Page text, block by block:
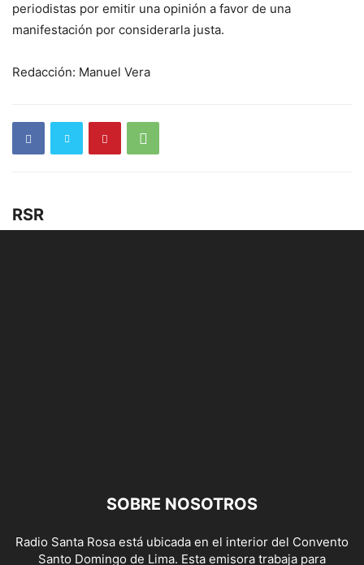
periodistas por emitir una opinión a favor de una
manifestación por considerarla justa.
Redacción: Manuel Vera
RSR
SOBRE NOSOTROS
Radio Santa Rosa está ubicada en el interior del Convento
Santo Domingo de Lima. Esta emisora trabaja para